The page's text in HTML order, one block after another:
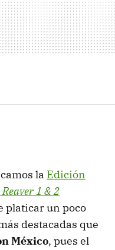
la Edición
1 & 2
platicar un poco
destacadas que
México, pues el